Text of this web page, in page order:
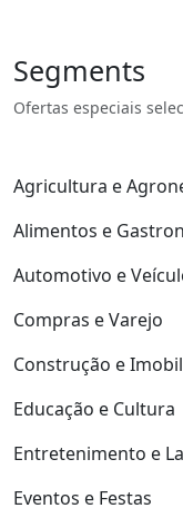
Segments
Ofertas especiais
Agricultura e
Alimentos e
Automotivo e
Compras e Varejo
Construção e
Educação e Cultura
Entretenimento e
Eventos e Festas